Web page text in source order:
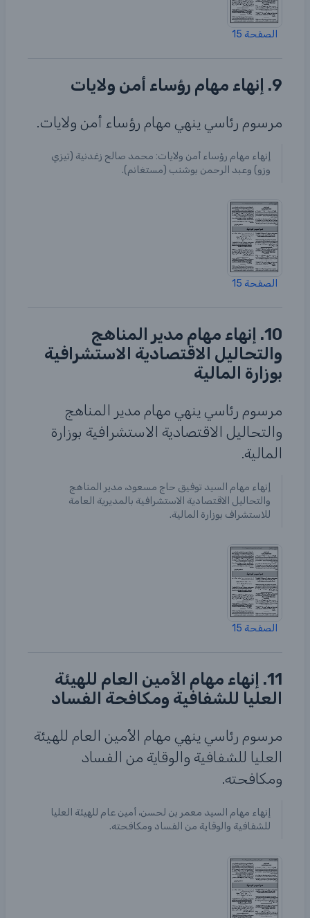
الصفحة 15
9. إنهاء مهام رؤساء أمن ولايات
مرسوم رئاسي ينهي مهام رؤساء أمن ولايات.
إنهاء مهام رؤساء أمن ولايات: محمد صالح زغدنية (تيزي
وزو) وعبد الرحمن بوشنب (مستغانم).
الصفحة 15
10. إنهاء مهام مدير المناهج
والتحاليل الاقتصادية الاستشرافية
بوزارة المالية
مرسوم رئاسي ينهي مهام مدير المناهج
والتحاليل الاقتصادية الاستشرافية بوزارة
المالية.
إنهاء مهام السيد توفيق حاج مسعود، مدير المناهج
والتحاليل الاقتصادية الاستشرافية بالمديرية العامة
للاستشراف بوزارة المالية.
الصفحة 15
11. إنهاء مهام الأمين العام للهيئة
العليا للشفافية ومكافحة الفساد
مرسوم رئاسي ينهي مهام الأمين العام للهيئة
العليا للشفافية والوقاية من الفساد
ومكافحته.
إنهاء مهام السيد معمر بن لحسن، أمين عام للهيئة العليا
للشفافية والوقاية من الفساد ومكافحته.